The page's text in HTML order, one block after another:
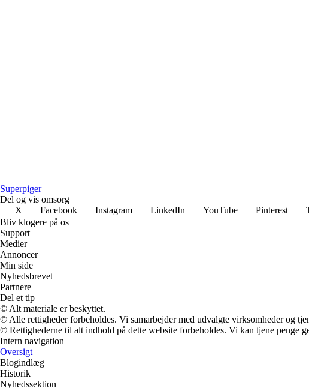
Superpiger
Del og vis omsorg
X
Facebook Instagram LinkedIn YouTube Pinterest
Bliv klogere på os
Support
Medier
Annoncer
Min side
Nyhedsbrevet
Partnere
Del et tip
© Alt materiale er beskyttet.
© Alle rettigheder forbeholdes. Vi samarbejder med udvalgte virksomheder og
© Rettighederne til alt indhold på dette website forbeholdes. Vi kan tjene penge
Intern navigation
Oversigt
Blogindlæg
Historik
Nyhedssektion